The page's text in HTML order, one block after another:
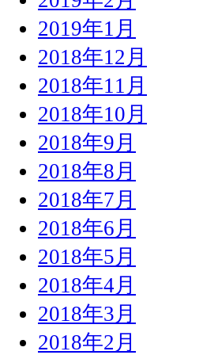
2019年1月
2018年12月
2018年11月
2018年10月
2018年9月
2018年8月
2018年7月
2018年6月
2018年5月
2018年4月
2018年3月
2018年2月